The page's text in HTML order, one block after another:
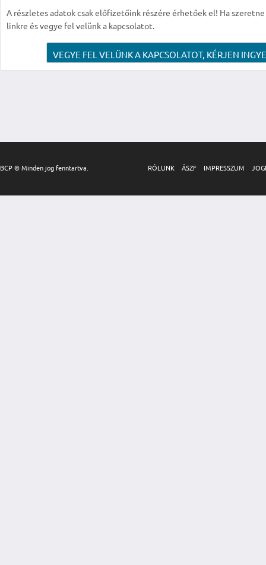
A részletes adatok csak előfizetőink részére érhetőek el! Ha
linkre és vegye fel velünk a kapcsolatot.
VEGYE FEL VELÜNK A KAPCSOLATOT, KÉRJEN
BCP © Minden jog fenntartva. RÓLUNK ÁSZF IMPRESSZUM